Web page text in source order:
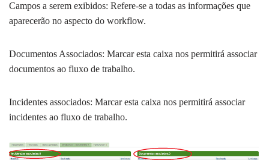
Campos a serem exibidos: Refere-se a todas as informações que
aparecerão no aspecto do workflow.
Documentos Associados: Marcar esta caixa nos permitirá associar
documentos ao fluxo de trabalho.
Incidentes associados: Marcar esta caixa nos permitirá associar
incidentes ao fluxo de trabalho.